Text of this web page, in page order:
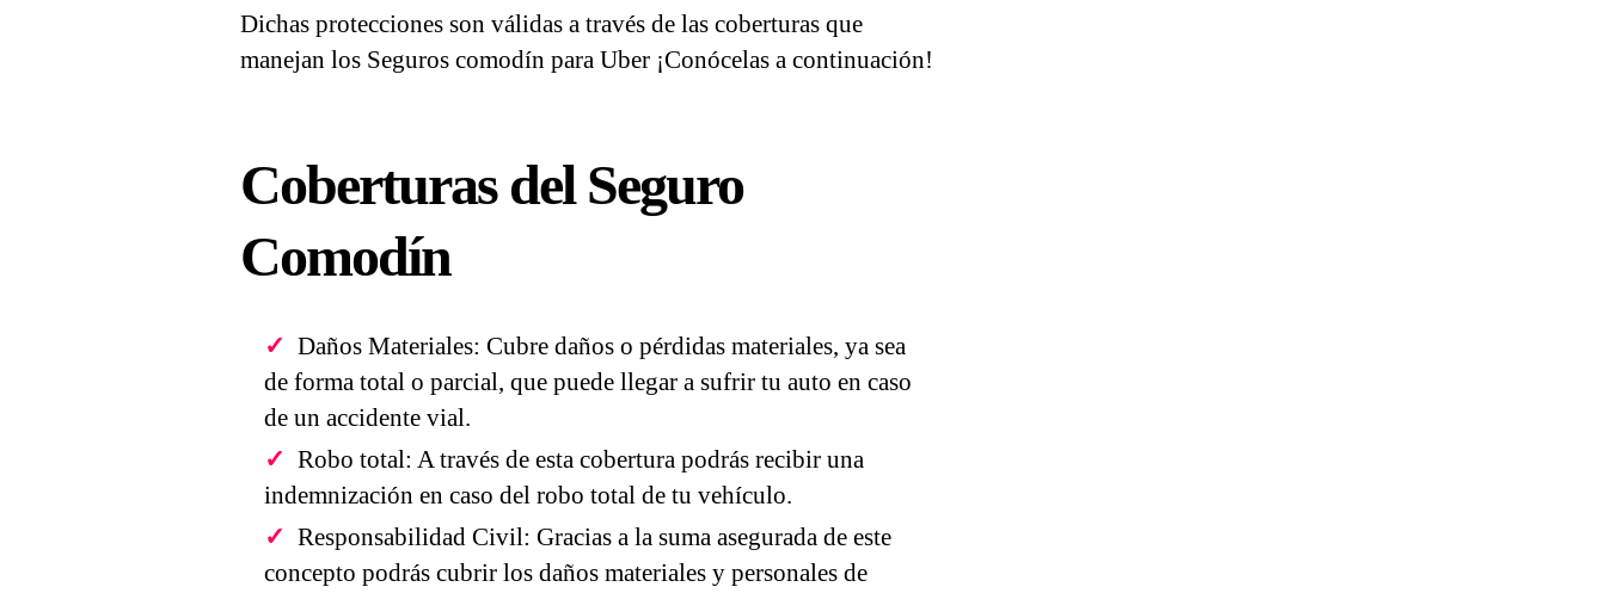
Dichas protecciones son válidas a través de las coberturas que
manejan los Seguros comodín para Uber ¡Conócelas a continuación!
Coberturas del Seguro
Comodín
Daños Materiales: Cubre daños o pérdidas materiales, ya sea
de forma total o parcial, que puede llegar a sufrir tu auto en caso
de un accidente vial.
Robo total: A través de esta cobertura podrás recibir una
indemnización en caso del robo total de tu vehículo.
Responsabilidad Civil: Gracias a la suma asegurada de este
concepto podrás cubrir los daños materiales y personales de